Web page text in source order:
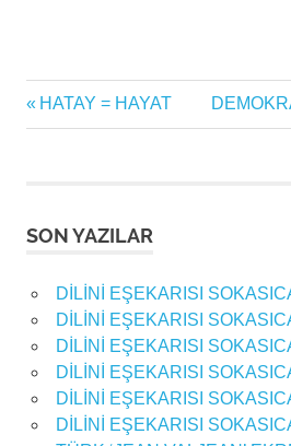
Yazı
Previous
Post:
HATAY = HAYAT
Next
Post:
SON YAZILAR
DİLİNİ EŞEKARISI
DİLİNİ EŞEKARISI
DİLİNİ EŞEKARISI
DİLİNİ EŞEKARISI
DİLİNİ EŞEKARISI
DİLİNİ EŞEKARISI